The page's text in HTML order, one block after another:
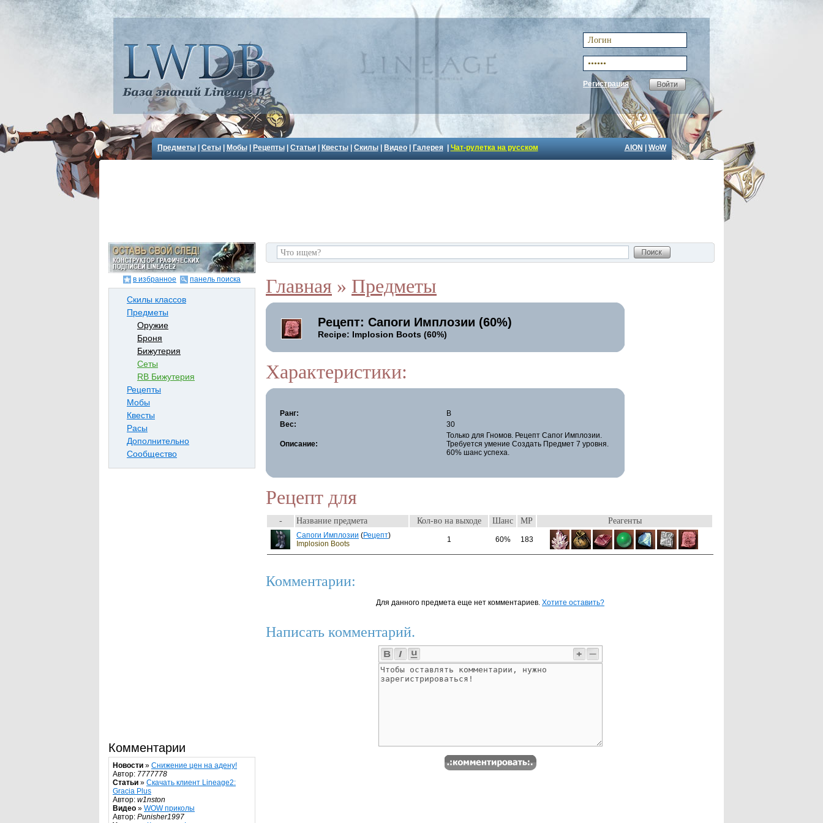
Регистрация
Предметы| Сеты| Мобы| Рецепты| Статьи| Квесты| Скилы| Видео| Галерея| Чат-рулетка на русском AION WoW
в избранное панель поиска
Скилы классов
Предметы
Оружие
Броня
Бижутерия
Сеты
RB Бижутерия
Рецепты
Мобы
Квесты
Расы
Дополнительно
Сообщество
Комментарии
Новости » Снижение цен на адену!
Автор: 7777778
Статьи » Скачать клиент Lineage2:
Gracia Plus
Автор: w1nston
Видео » WOW приколы
Автор: Punisher1997
Главная » Предметы
Рецепт: Сапоги Имплозии (60%)
Recipe: Implosion Boots (60%)
Характеристики:
Ранг:
B
Вес:
30
Описание:
Только для Гномов. Рецепт Сапог Имплозии.
Требуется умение Создать Предмет 7 уровня.
60% шанс успеха.
Рецепт для
- Название предмета Кол-во на выходе Шанс MP Реагенты
Сапоги Имплозии (Рецепт)
Implosion Boots
1 60% 183
Комментарии:
Для данного предмета еще нет комментариев. Хотите оставить?
Написать комментарий.